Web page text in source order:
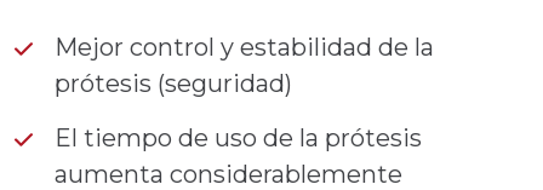
Mejor control y estabilidad de la
prótesis (seguridad)
El tiempo de uso de la prótesis
aumenta considerablemente